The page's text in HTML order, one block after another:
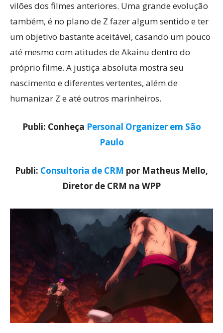
vilões dos filmes anteriores. Uma grande evolução
também, é no plano de Z fazer algum sentido e ter
um objetivo bastante aceitável, casando um pouco
até mesmo com atitudes de Akainu dentro do
próprio filme. A justiça absoluta mostra seu
nascimento e diferentes vertentes, além de
humanizar Z e até outros marinheiros.
Publi: Conheça Personal Organizer em São
Paulo
Publi: Consultoria de CRM por Matheus Mello,
Diretor de CRM na WPP